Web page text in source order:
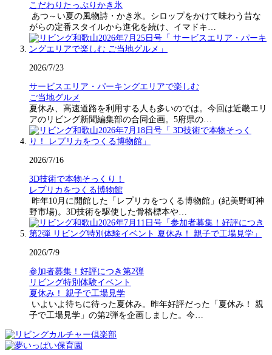
こだわりたっぷりかき氷
あつ～い夏の風物詩・かき氷。シロップをかけて味わう昔な
がらの定番スタイルから進化を続け、イマドキ…
2026/7/23
サービスエリア・パーキングエリアで楽しむ
ご当地グルメ
夏休み、高速道路を利用する人も多いのでは。今回は近畿エリ
アのリビング新聞編集部の合同企画。5府県の…
2026/7/16
3D技術で本物そっくり！
レプリカをつくる博物館
昨年10月に開館した「レプリカをつくる博物館」(紀美野町神
野市場)。3D技術を駆使した骨格標本や…
2026/7/9
参加者募集！好評につき第2弾
リビング特別体験イベント
夏休み！ 親子で工場見学
いよいよ待ちに待った夏休み。昨年好評だった「夏休み！ 親
子で工場見学」の第2弾を企画しました。今…